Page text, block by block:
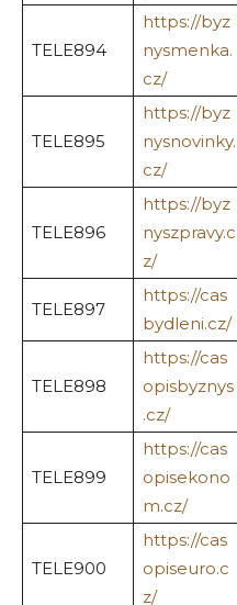
TELE894
https://byz
nysmenka.
cz/
TELE895
https://byz
nysnovinky.
cz/
TELE896
https://byz
nyszpravy.c
z/
TELE897
https://cas
bydleni.cz/
TELE898
https://cas
opisbyznys
.cz/
TELE899
https://cas
opisekono
m.cz/
TELE900
https://cas
opiseuro.c
z/